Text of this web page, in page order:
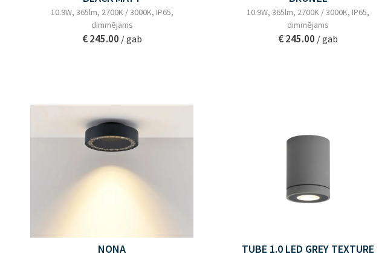
10.9W, 365lm, 2700K / 3000K, IP65,
dimmējams
€ 245.00 / gab
10.9W, 365lm, 2700K / 3000K, IP65,
dimmējams
€ 245.00 / gab
NONA TUBE 1.0 LED GREY TEXTURE